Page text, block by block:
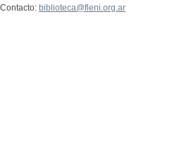
Contacto: biblioteca@fleni.org.ar